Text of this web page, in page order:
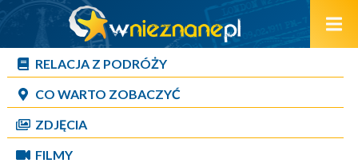
RELACJA Z PODRÓŻY
CO WARTO ZOBACZYĆ
ZDJĘCIA
FILMY